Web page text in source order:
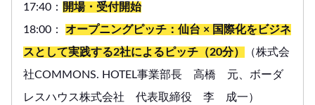
17:40： 開場・受付開始
18:00： オープニングピッチ：仙台 × 国際化をビジネ
スとして実践する2社によるピッチ（20分）
（株式会
社COMMONS. HOTEL事業部長 高橋 元、ボーダ
レスハウス株式会社 代表取締役 李 成一）